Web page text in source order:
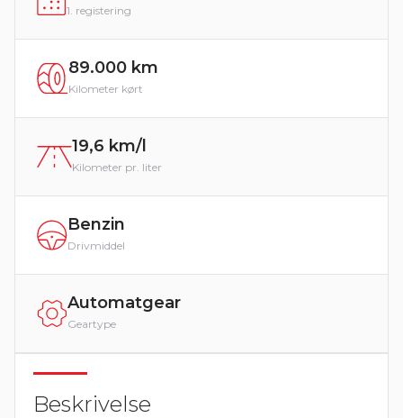
1. registering
89.000 km
Kilometer kørt
19,6 km/l
Kilometer pr. liter
Benzin
Drivmiddel
Automatgear
Geartype
Beskrivelse